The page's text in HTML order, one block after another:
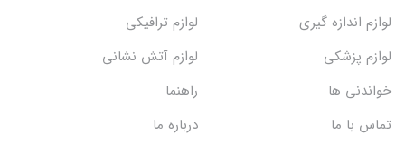
لوازم اندازه گیری
لوازم ترافیکی
لوازم پزشکی
لوازم آتش نشانی
خواندنی ها
راهنما
تماس با ما
درباره ما